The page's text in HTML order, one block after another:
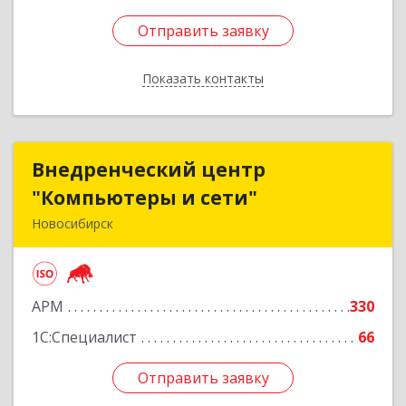
Отправить заявку
Показать контакты
Отправить заявку
Назад
Внедренческий центр
"Компьютеры и сети"
Новосибирск
АРМ
330
1С:Специалист
66
Отправить заявку
Внедренческий центр
"Компьютеры и сети"
Подробнее
Отправить заявку